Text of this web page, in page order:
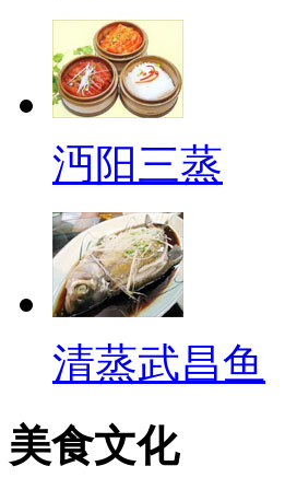
沔阳三蒸
清蒸武昌鱼
美食文化